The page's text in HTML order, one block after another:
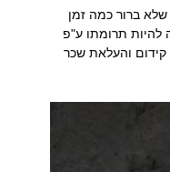
ברור כמה זמן
להיות תרומתו ע"פ
קידום והעלאת שכר